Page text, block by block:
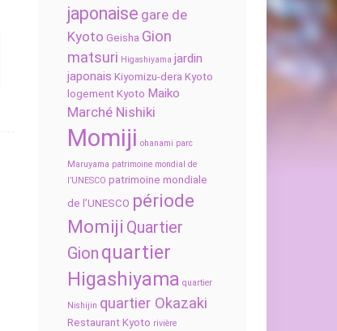
japonaise gare de
Kyoto Geisha Gion
matsuri Higashiyama jardin
japonais Kiyomizu-dera Kyoto
logement Kyoto Maiko
Marché Nishiki
Momiji ohanami parc
Maruyama patrimoine mondial de
l’UNESCO patrimoine mondiale
de l’UNESCO période
Momiji Quartier
Gion quartier
Higashiyama quartier
Nishijin quartier Okazaki
Restaurant Kyoto rivière